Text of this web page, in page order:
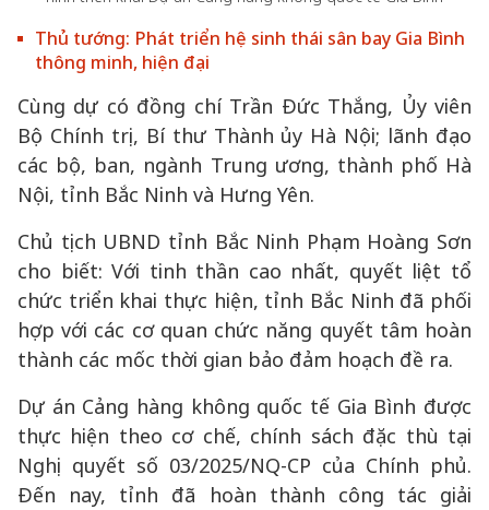
Thủ tướng: Phát triển hệ sinh thái sân bay Gia Bình
thông minh, hiện đại
Cùng dự có đồng chí Trần Đức Thắng, Ủy viên
Bộ Chính trị, Bí thư Thành ủy Hà Nội; lãnh đạo
các bộ, ban, ngành Trung ương, thành phố Hà
Nội, tỉnh Bắc Ninh và Hưng Yên.
Chủ tịch UBND tỉnh Bắc Ninh Phạm Hoàng Sơn
cho biết: Với tinh thần cao nhất, quyết liệt tổ
chức triển khai thực hiện, tỉnh Bắc Ninh đã phối
hợp với các cơ quan chức năng quyết tâm hoàn
thành các mốc thời gian bảo đảm hoạch đề ra.
Dự án Cảng hàng không quốc tế Gia Bình được
thực hiện theo cơ chế, chính sách đặc thù tại
Nghị quyết số 03/2025/NQ-CP của Chính phủ.
Đến nay, tỉnh đã hoàn thành công tác giải